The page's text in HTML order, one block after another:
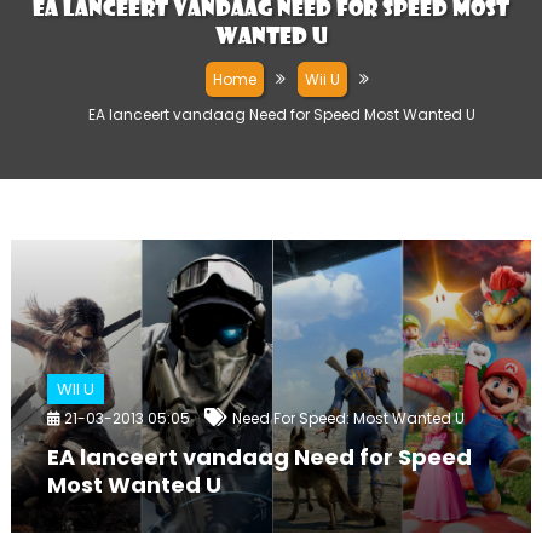
EA lanceert vandaag Need for Speed Most
Wanted U
Home
Wii U
EA lanceert vandaag Need for Speed Most Wanted U
WII U
21-03-2013 05:05 Need For Speed: Most Wanted U
EA lanceert vandaag Need for Speed
Most Wanted U